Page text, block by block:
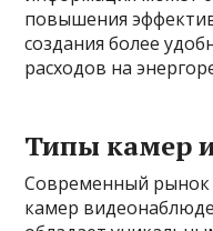
повышения
создания более
расходов на
Типы камер
Современный рынок
камер